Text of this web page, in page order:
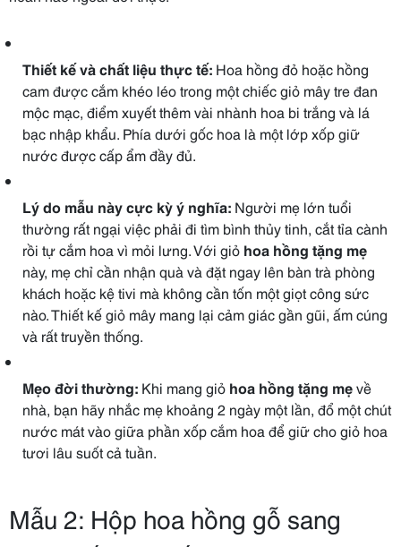
Thiết kế và chất liệu thực tế: Hoa hồng đỏ hoặc hồng
cam được cắm khéo léo trong một chiếc giỏ mây tre đan
mộc mạc, điểm xuyết thêm vài nhành hoa bi trắng và lá
bạc nhập khẩu. Phía dưới gốc hoa là một lớp xốp giữ
nước được cấp ẩm đầy đủ.
Lý do mẫu này cực kỳ ý nghĩa: Người mẹ lớn tuổi
thường rất ngại việc phải đi tìm bình thủy tinh, cắt tỉa cành
rồi tự cắm hoa vì mỏi lưng. Với giỏ hoa hồng tặng mẹ
này, mẹ chỉ cần nhận quà và đặt ngay lên bàn trà phòng
khách hoặc kệ tivi mà không cần tốn một giọt công sức
nào. Thiết kế giỏ mây mang lại cảm giác gần gũi, ấm cúng
và rất truyền thống.
Mẹo đời thường: Khi mang giỏ hoa hồng tặng mẹvề
nhà, bạn hãy nhắc mẹ khoảng 2 ngày một lần, đổ một chút
nước mát vào giữa phần xốp cắm hoa để giữ cho giỏ hoa
tươi lâu suốt cả tuần.
Mẫu 2: Hộp hoa hồng gỗ sang